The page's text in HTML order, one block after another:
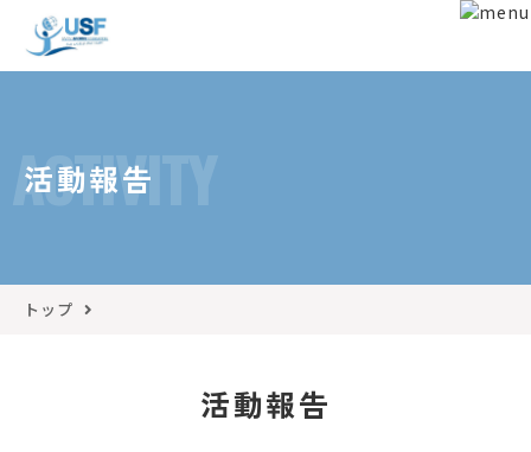
ACTIVITY
活動報告
トップ
活動報告